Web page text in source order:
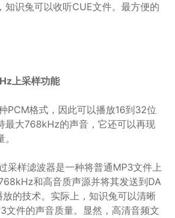
知识兔可以收听CUE文件。最方便的
上采样功能
PCM格式，因此可以播放16到32位
最大768kHz的声音，它还可以再现
采样滤波器是一种将普通MP3文件上
和高音质声源并将其发送到DA
的技术。实际上，知识兔可以清晰
文件的声音质量。显然，高清音频文